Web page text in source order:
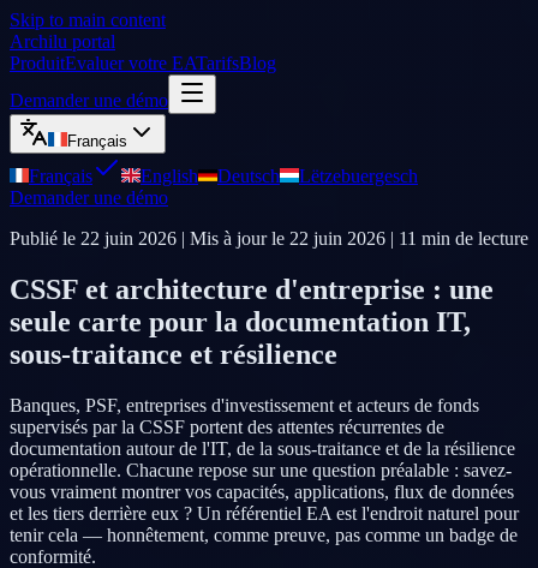
Skip to main content
Archilu portal
ProduitEvaluer votre EATarifsBlog
Demander une démo
Français
Français English Deutsch
Lëtzebuergesch
Demander une démo
Publié le 22 juin 2026 | Mis à jour le 22 juin 2026 | 11 min de lecture
CSSF et architecture d'entreprise : une
seule carte pour la documentation IT,
sous-traitance et résilience
Banques, PSF, entreprises d'investissement et acteurs de fonds
supervisés par la CSSF portent des attentes récurrentes de
documentation autour de l'IT, de la sous-traitance et de la résilience
opérationnelle. Chacune repose sur une question préalable : savez-
vous vraiment montrer vos capacités, applications, flux de données
et les tiers derrière eux ? Un référentiel EA est l'endroit naturel pour
tenir cela — honnêtement, comme preuve, pas comme un badge de
conformité.